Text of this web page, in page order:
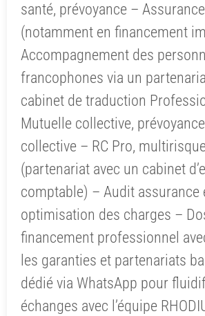
santé, prévoyance –
(notamment en financement
Accompagnement des
francophones via un
cabinet de traduction
Mutuelle collective,
collective – RC Pro,
(partenariat avec un cabinet
comptable) – Audit assurance
optimisation des charges –
financement professionnel
les garanties et partenariats
dédié via WhatsApp pour
échanges avec l’équipe